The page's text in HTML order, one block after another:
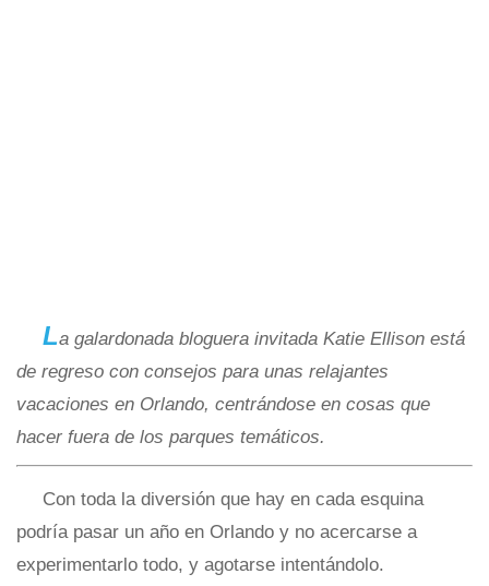
La galardonada bloguera invitada Katie Ellison está
de regreso con consejos para unas relajantes
vacaciones en Orlando, centrándose en cosas que
hacer fuera de los parques temáticos.
Con toda la diversión que hay en cada esquina
podría pasar un año en Orlando y no acercarse a
experimentarlo todo, y agotarse intentándolo.